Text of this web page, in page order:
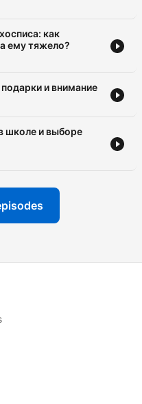
как
ему тяжело?
и внимание
школе и выборе